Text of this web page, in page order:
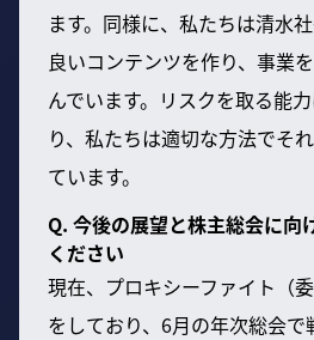
ます。同様に、私たちは清水
良いコンテンツを作り、事業
んでいます。リスクを取る能
り、私たちは適切な方法でそ
ています。
Q. 今後の展望と株主総会に向
ください
現在、プロキシーファイト（
をしており、6月の年次総会で